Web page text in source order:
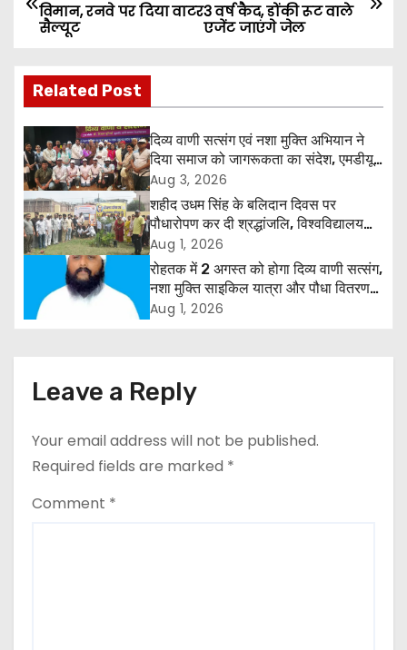
o
t
n
a
v
i
g
o
3 वर्ष कैद, डोंकी रूट वाले
एजेंट जाएंगे जेल
विमान, रनवे पर दिया वाटर
सैल्यूट
Related Post
दिव्य वाणी सत्संग एवं नशा मुक्ति अभियान ने
दिया समाज को जागरूकता का संदेश, एमडीयू
रोहतक में हजारों लोगों ने लिया संकल्प
Aug 3, 2026
शहीद उधम सिंह के बलिदान दिवस पर
पौधारोपण कर दी श्रद्धांजलि, विश्वविद्यालय
और राजपत्रित अवकाश बहाल करने की उठी
मांग
Aug 1, 2026
रोहतक में 2 अगस्त को होगा दिव्य वाणी सत्संग,
नशा मुक्ति साइकिल यात्रा और पौधा वितरण
कार्यक्रम
Aug 1, 2026
Leave a Reply
Your email address will not be published.
Required fields are marked *
Comment *